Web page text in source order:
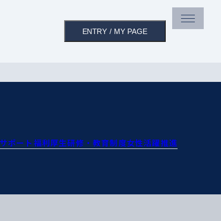
ENTRY / MY PAGE
ポート 福利厚生研修・教育制度女性活躍推進